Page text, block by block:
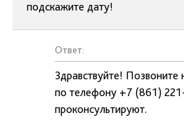
подскажите дату!
Ответ:
Здравствуйте!
по телефону +7 (861)
проконсультируют.